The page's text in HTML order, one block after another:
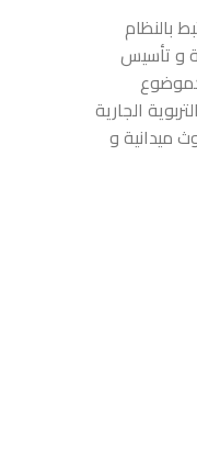
بالنظام
و تأسيس
كموضوع
الجارية
ميدانية و